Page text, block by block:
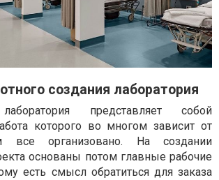
создания лаборатория
представляет собой
которого во многом зависит от
все организовано. На создании
основаны потом главные рабочие
есть смысл обратиться для заказа